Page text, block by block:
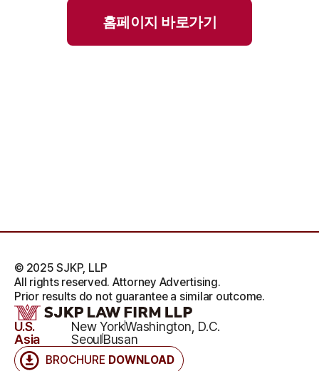
홈페이지 바로가기
BROCHURE DOWNLOAD
U.S. New YorkWashington, D.C.
Asia
SeoulBusan
© 2025 SJKP, LLP
All rights reserved. Attorney Advertising.
Prior results do not guarantee a similar outcome.